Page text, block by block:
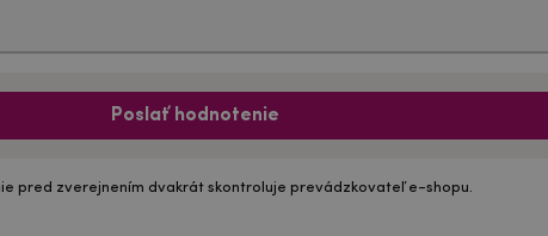
Poslať hodnotenie
pred zverejnením dvakrát skontroluje prevádzkovateľ e-shopu.